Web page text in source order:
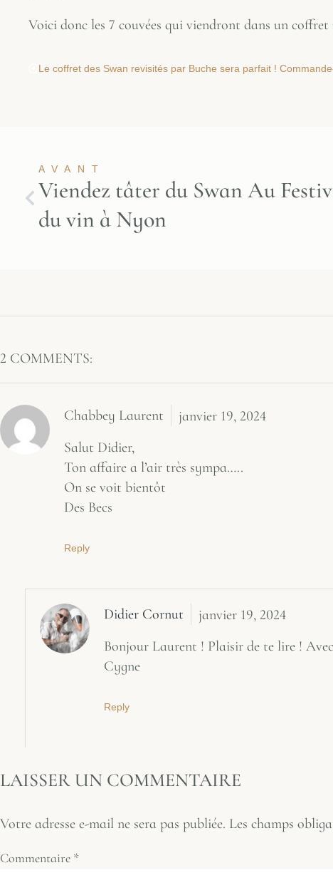
Voici donc les 7 couvées qui viendront dans un
Le coffret des Swan revisités par Buche sera parfait !
AVANT
Viendez tâter du Swan Au
du vin à Nyon
2 COMMENTS:
Chabbey Laurent
janvier 19, 2024
Salut Didier,
Ton affaire a l’air très sympa…..
On se voit bientôt
Des Becs
Reply
Didier Cornut
janvier 19, 2024
Bonjour Laurent ! Plaisir de te lire !
Cygne
Reply
LAISSER UN COMMENTAIRE
Votre adresse e-mail ne sera pas publiée. Les champs
Commentaire *